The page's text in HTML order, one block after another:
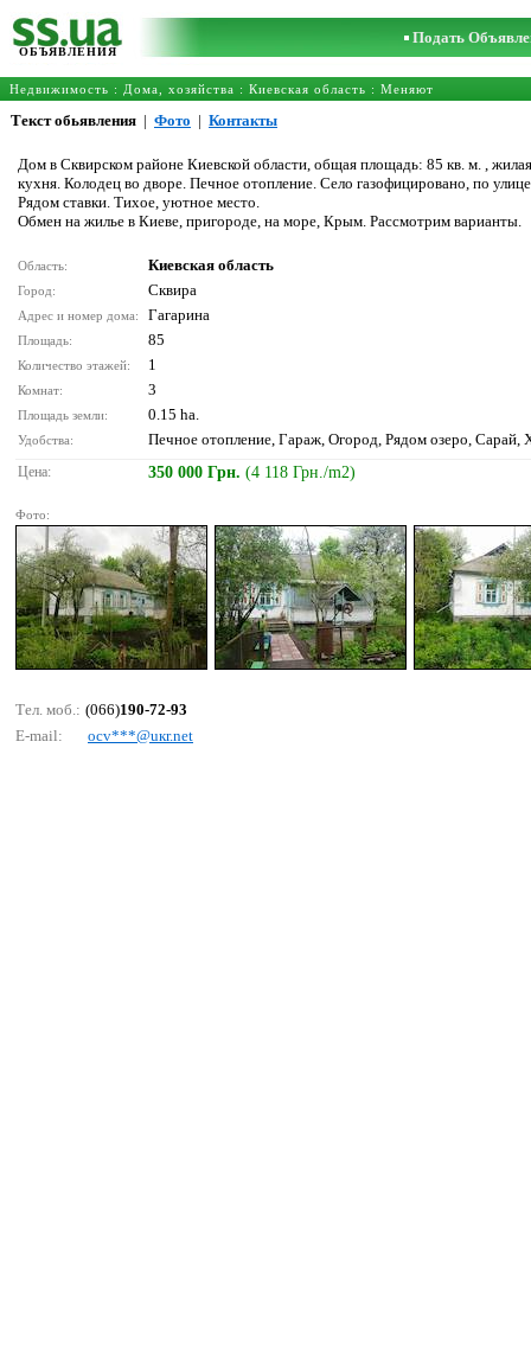
ОБЪЯВЛЕНИЯ
Подать
Недвижимость : Дома, хозяйства : Киевская область : Меняют
Текст обьявления | Фото | Контакты
Дом в Сквирском районе Киевской области, общая площадь: 85 кв. м. ,
кухня. Колодец во дворе. Печное отопление. Село газофицировано, по
Рядом ставки. Тихое, уютное место.
Обмен на жилье в Киеве, пригороде, на море, Крым. Рассмотрим варианты.
Область: Киевская область
Город: Сквира
Адрес и номер дома: Гагарина
Площадь: 85
Количество этажей: 1
Комнат: 3
Площадь земли: 0.15 ha.
Удобства: Печное отопление, Гараж, Огород, Рядом озеро, Сарай,
Цена: 350 000 Грн. (4 118 Грн./m2)
Фото:
Тел. моб.: (066)190-72-93
E-mail:
осv***@uкr.nеt